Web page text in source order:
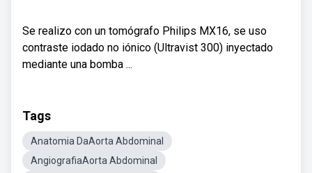
Se realizo con un tomógrafo Philips MX16, se uso
contraste iodado no iónico (Ultravist 300) inyectado
mediante una bomba ...
Tags
Anatomia DaAorta Abdominal
AngiografiaAorta Abdominal